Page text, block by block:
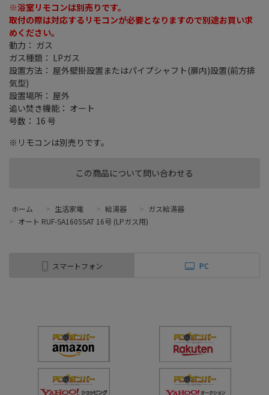
この商品について問い合わせる
※浴室リモコンは別売りです。
取付の際は対応するリモコンが必要となりますので別途お買い求
めください。
動力： ガス
ガス種類： LPガス
設置方法： 屋外壁掛設置またはパイプシャフト(扉内)設置(前方排
気型)
設置場所： 屋外
追い焚き機能： オート
号数： 16 号
※リモコンは別売りです。
ホーム > 生活家電 > 給湯器 > ガス給湯器
> オート RUF-SA1605SAT 16号 (LPガス用)
スマートフォン PC